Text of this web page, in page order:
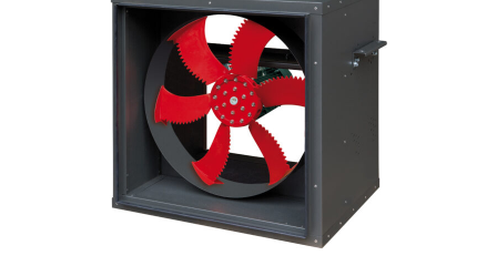
DETAILS